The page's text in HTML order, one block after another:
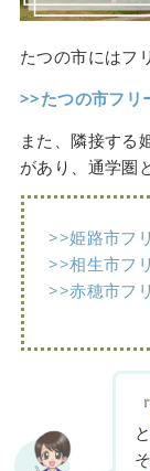
たつの市にはフ
>>たつの市フリ
また、隣接する
があり、通学圏
>>姫路市フ
>>相生市フ
>>赤穂市フ